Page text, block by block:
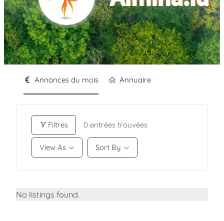
Annonces du mois Annuaire
Filtres 0 entrées trouvées
View As Sort By
No listings found.